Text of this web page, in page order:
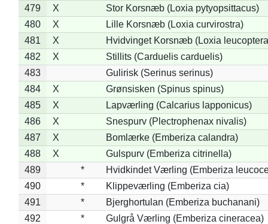
479
X
Stor Korsnæb (Loxia pytyopsittacus)
480
X
Lille Korsnæb (Loxia curvirostra)
481
X
Hvidvinget Korsnæb (Loxia
482
X
Stillits (Carduelis carduelis)
483
Gulirisk (Serinus serinus)
484
X
Grønsisken (Spinus spinus)
485
X
Lapværling (Calcarius lapponicus)
486
X
Snespurv (Plectrophenax nivalis)
487
X
Bomlærke (Emberiza calandra)
488
X
Gulspurv (Emberiza citrinella)
489
*
Hvidkindet Værling (Emberiza
490
*
Klippeværling (Emberiza cia)
491
*
Bjerghortulan (Emberiza buchanani)
492
*
Gulgrå Værling (Emberiza cineracea)